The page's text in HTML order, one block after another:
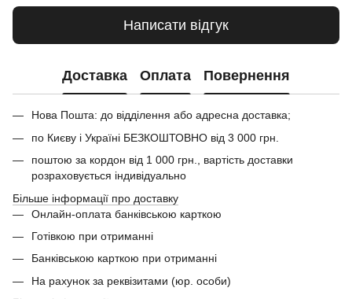
Написати відгук
Доставка Оплата Повернення
Нова Пошта: до відділення або адресна доставка;
по Києву і Україні БЕЗКОШТОВНО від 3 000 грн.
поштою за кордон від 1 000 грн., вартість доставки
розраховується індивідуально
Більше інформації про доставку
Онлайн-оплата банківською карткою
Готівкою при отриманні
Банківською карткою при отриманні
На рахунок за реквізитами (юр. особи)